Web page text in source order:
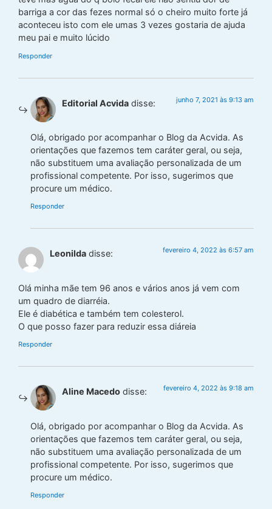
barriga a cor das fezes normal só o cheiro muito forte já
aconteceu isto com ele umas 3 vezes gostaria de ajuda
meu pai e muito lúcido
Responder
Editorial Acvida disse: junho 7, 2021 às 9:13 am
Olá, obrigado por acompanhar o Blog da Acvida. As
orientações que fazemos tem caráter geral, ou seja,
não substituem uma avaliação personalizada de um
profissional competente. Por isso, sugerimos que
procure um médico.
Responder
Leonilda disse: fevereiro 4, 2022 às 6:57 am
Olá minha mãe tem 96 anos e vários anos já vem com
um quadro de diarréia.
Ele é diabética e também tem colesterol.
O que posso fazer para reduzir essa diáreia
Responder
Aline Macedo disse: fevereiro 4, 2022 às 9:18 am
Olá, obrigado por acompanhar o Blog da Acvida. As
orientações que fazemos tem caráter geral, ou seja,
não substituem uma avaliação personalizada de um
profissional competente. Por isso, sugerimos que
procure um médico.
Responder